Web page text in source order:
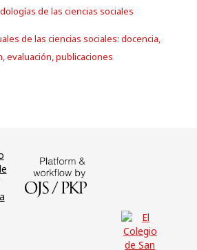
de las ciencias sociales
de las ciencias sociales: docencia,
evaluación, publicaciones